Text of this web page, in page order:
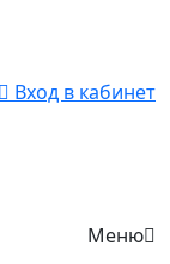
Вход в кабинет
Меню